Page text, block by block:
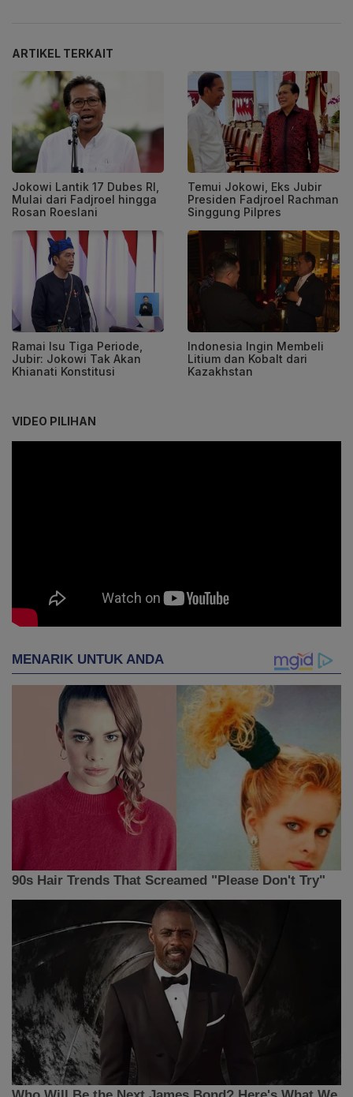
ARTIKEL TERKAIT
Jokowi Lantik 17 Dubes RI,
Mulai dari Fadjroel hingga
Rosan Roeslani
Temui Jokowi, Eks Jubir
Presiden Fadjroel Rachman
Singgung Pilpres
Ramai Isu Tiga Periode,
Jubir: Jokowi Tak Akan
Khianati Konstitusi
Indonesia Ingin Membeli
Litium dan Kobalt dari
Kazakhstan
VIDEO PILIHAN